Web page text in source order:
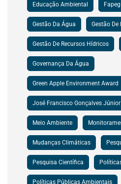
Educação Ambiental Fapeg
Gestão Da Água Gestão
Gestão De Recursos Hídricos
Governança Da Água
Green Apple Environment Award
José Francisco Gonçalves Júnior
Meio Ambiente
Mudanças Climáticas
Pesquisa Científica
Políticas Públicas Ambientais